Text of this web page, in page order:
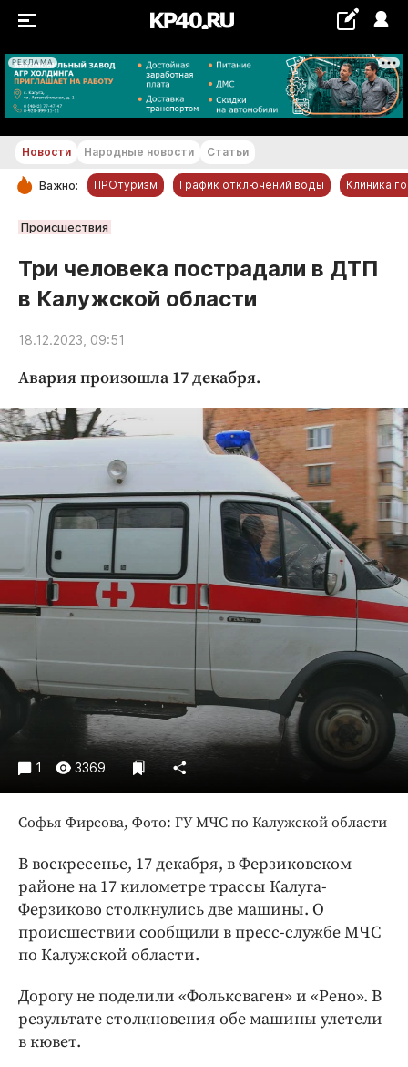
РЕКЛАМА
+28...+29 °С
РУБРИКИ
Статьи
Народные новости
Благоустройство
Криминал
Недвижимость и ЖКХ
Образование
Общество
Погода
Праздники
Происшествия
Экономика и бизнес
ПРОЕКТЫ
Блоги
Издания
Медиаперсона
Интересное чтиво
Бренд года
Работодатель года
Новости Народные новости Статьи
Важно: ПРОтуризм График отключений воды Клиника
Происшествия
Три человека пострадали в ДТП
в Калужской области
18.12.2023, 09:51
Авария произошла 17 декабря.
1 3369
Софья Фирсова, Фото: ГУ МЧС по Калужской области
В воскресенье, 17 декабря, в Ферзиковском
районе на 17 километре трассы Калуга-
Ферзиково столкнулись две машины. О
происшествии сообщили в пресс-службе МЧС
по Калужской области.
Дорогу не поделили «Фольксваген» и «Рено». В
результате столкновения обе машины улетели
в кювет.